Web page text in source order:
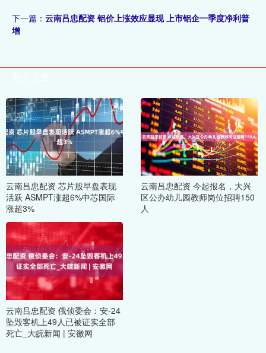
下一篇： 云南吕忠配资 铝价上涨效应显现 上市铝企一季度净利普
增
云南吕忠配资 芯片股早盘表现
活跃 ASMPT涨超6%中芯国际
涨超3%
云南吕忠配资 今起报名，大兴
区公办幼儿园教师岗位招聘150
人
云南吕忠配资 俄侦委会：安-24
坠毁客机上49人已被证实全部
死亡_大皖新闻 | 安徽网